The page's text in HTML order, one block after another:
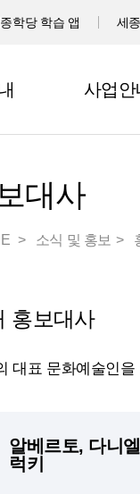
학당 학습 앱 세
사업안
대사
소식 및 홍보
홍보대사
대표 문화예술인
알베르토, 다니
럭키